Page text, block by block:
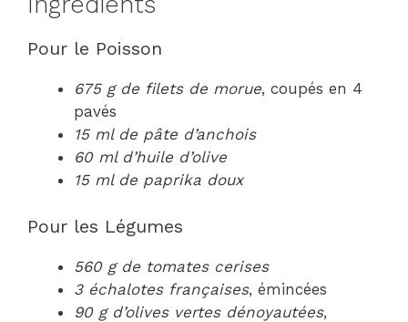
Pour le Poisson
675 g de filets de morue, coupés en 4
pavés
15 ml de pâte d’anchois
60 ml d’huile d’olive
15 ml de paprika doux
Pour les Légumes
560 g de tomates cerises
3 échalotes françaises, émincées
90 g d’olives vertes dénoyautées,